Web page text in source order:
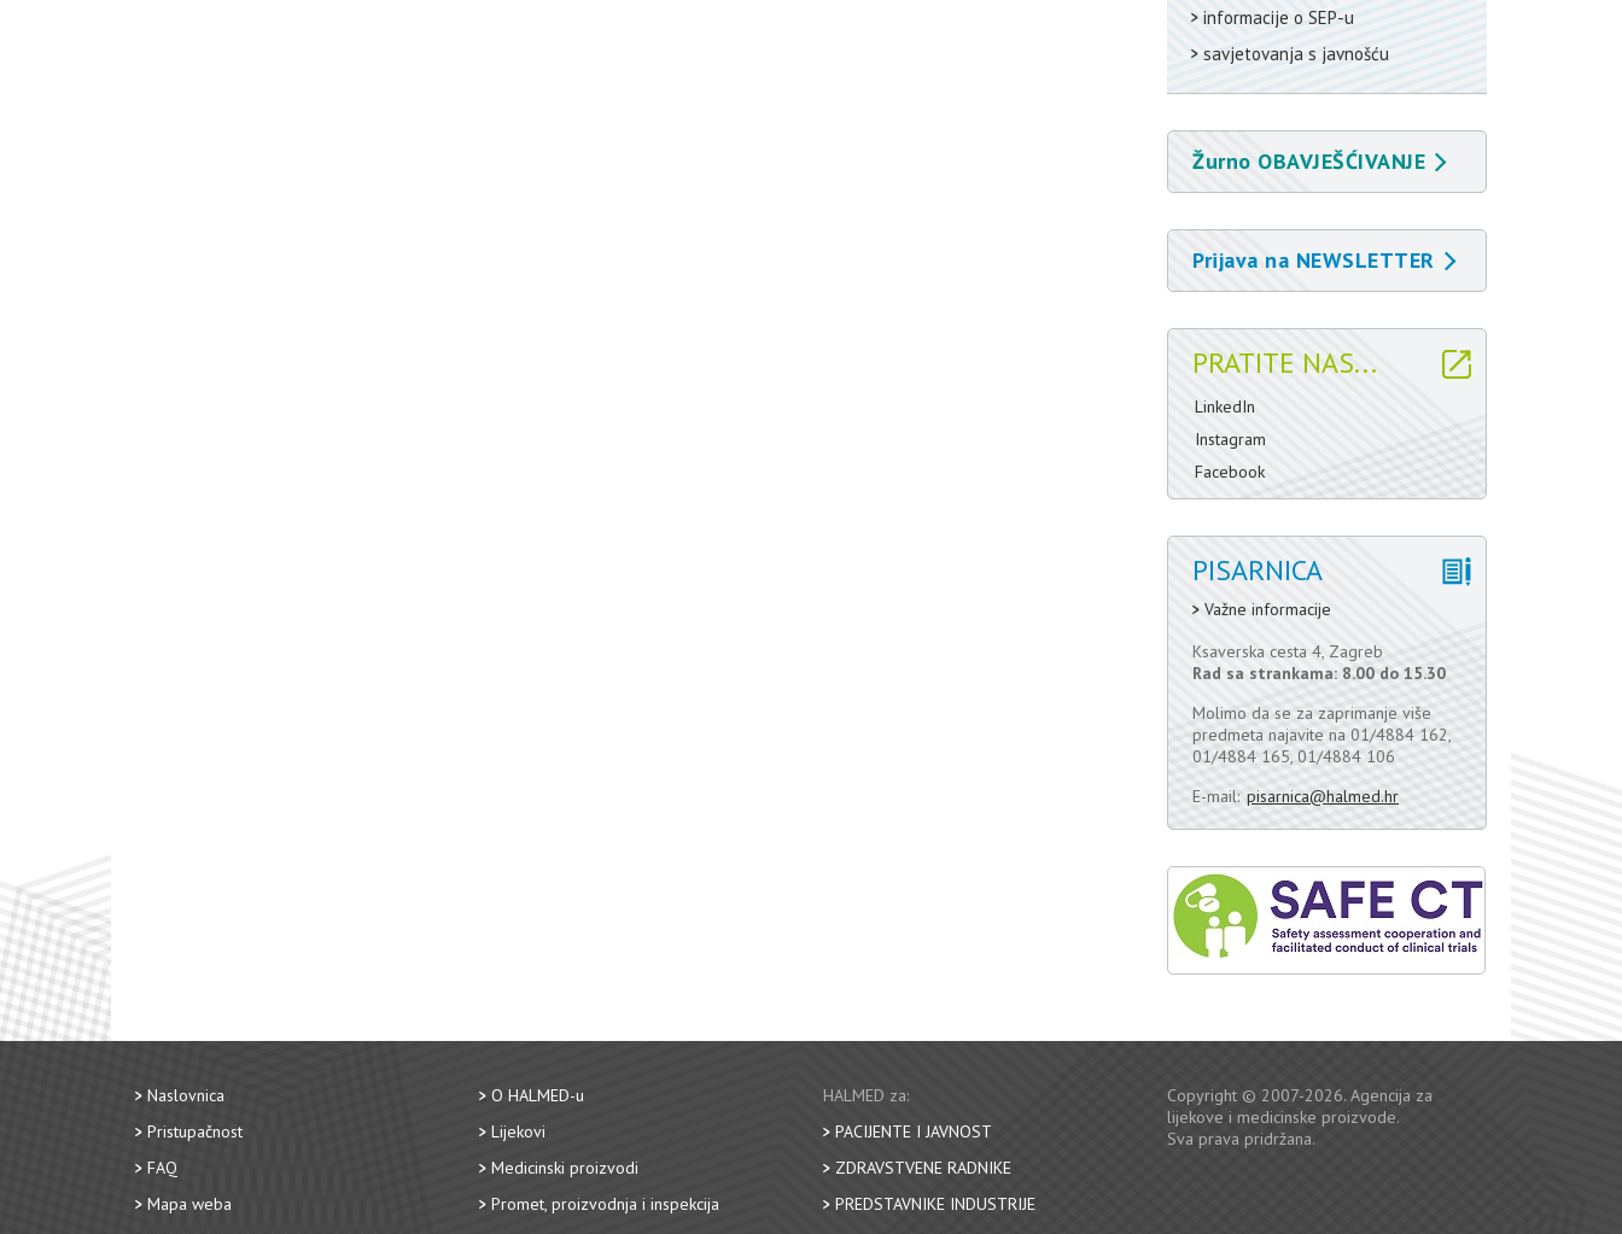
informacije o SEP-u
savjetovanja s javnošću
Žurno OBAVJEŠĆIVANJE
Prijava na NEWSLETTER
PRATITE NAS...
LinkedIn
Instagram
Facebook
PISARNICA
Važne informacije
Ksaverska cesta 4, Zagreb
Rad sa strankama: 8.00 do 15.30
Molimo da se za zaprimanje više
predmeta najavite na 01/4884 162,
01/4884 165, 01/4884 106
E-mail: pisarnica@halmed.hr
Naslovnica
Pristupačnost
FAQ
Mapa weba
O HALMED-u
Lijekovi
Medicinski proizvodi
Promet, proizvodnja i inspekcija
HALMED za:
PACIJENTE I JAVNOST
ZDRAVSTVENE RADNIKE
PREDSTAVNIKE INDUSTRIJE
Copyright © 2007-2026. Agencija za
lijekove i medicinske proizvode.
Sva prava pridržana.